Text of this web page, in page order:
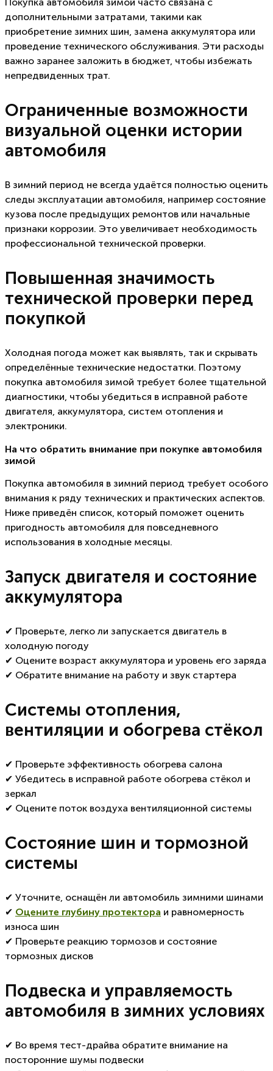
дополнительными затратами, такими как
приобретение зимних шин, замена аккумулятора или
проведение технического обслуживания. Эти расходы
важно заранее заложить в бюджет, чтобы избежать
непредвиденных трат.
Ограниченные возможности
визуальной оценки истории
автомобиля
В зимний период не всегда удаётся полностью оценить
следы эксплуатации автомобиля, например состояние
кузова после предыдущих ремонтов или начальные
признаки коррозии. Это увеличивает необходимость
профессиональной технической проверки.
Повышенная значимость
технической проверки перед
покупкой
Холодная погода может как выявлять, так и скрывать
определённые технические недостатки. Поэтому
покупка автомобиля зимой требует более тщательной
диагностики, чтобы убедиться в исправной работе
двигателя, аккумулятора, систем отопления и
электроники.
На что обратить внимание при покупке автомобиля
зимой
Покупка автомобиля в зимний период требует особого
внимания к ряду технических и практических аспектов.
Ниже приведён список, который поможет оценить
пригодность автомобиля для повседневного
использования в холодные месяцы.
Запуск двигателя и состояние
аккумулятора
✔ Проверьте, легко ли запускается двигатель в
холодную погоду
✔ Оцените возраст аккумулятора и уровень его заряда
✔ Обратите внимание на работу и звук стартера
Системы отопления,
вентиляции и обогрева стёкол
✔ Проверьте эффективность обогрева салона
✔ Убедитесь в исправной работе обогрева стёкол и
зеркал
✔ Оцените поток воздуха вентиляционной системы
Состояние шин и тормозной
системы
✔ Уточните, оснащён ли автомобиль зимними шинами
✔ Оцените глубину протектора и равномерность
износа шин
✔ Проверьте реакцию тормозов и состояние
тормозных дисков
Подвеска и управляемость
автомобиля в зимних условиях
✔ Во время тест-драйва обратите внимание на
посторонние шумы подвески